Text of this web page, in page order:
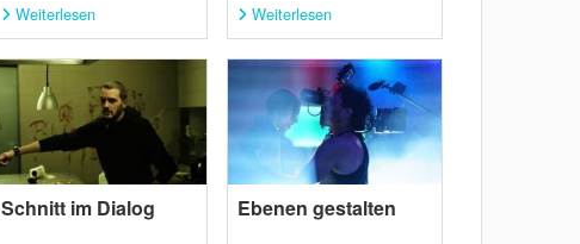
Weiterlesen Weiterlesen
Schnitt im Dialog Ebenen gestalten